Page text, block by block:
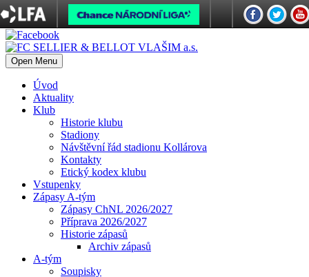
Open Menu
Úvod
Aktuality
Klub
Historie klubu
Stadiony
Návštěvní řád stadionu Kollárova
Kontakty
Etický kodex klubu
Vstupenky
Zápasy A-tým
Zápasy ChNL 2026/2027
Příprava 2026/2027
Historie zápasů
Archiv zápasů
A-tým
Soupisky